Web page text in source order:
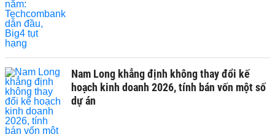
Nam Long khẳng định không thay đổi kế
hoạch kinh doanh 2026, tính bán vốn một số
dự án